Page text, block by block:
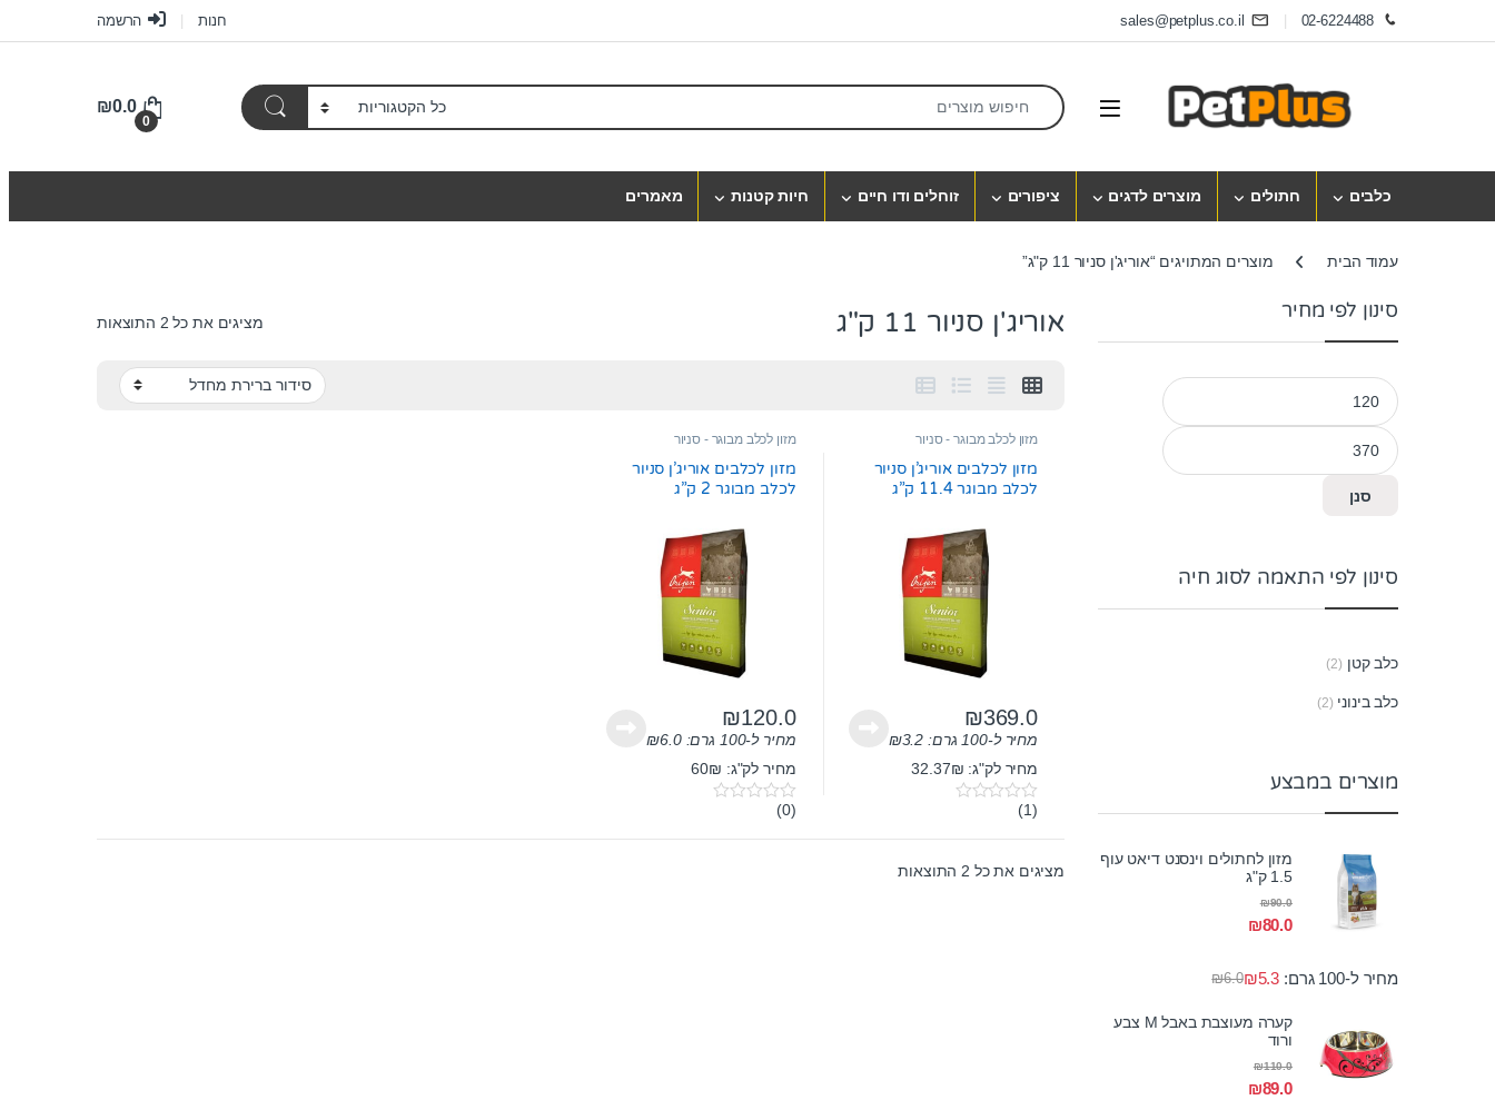
Skip to navigation
02-6224488
sales@petplus.co.il חנות הרשמה
Open
Search for:
0
₪0.0
כלבים חתולים מוצרים לדגים ציפורים זוחלים ודו חיים חיות קטנות מאמרים
עמוד הבית מוצרים המתויגים “אוריג'ן סניור 11 ק"ג”
אוריג'ן סניור 11 ק"ג מציגים את כל ⁦2⁩ התוצאות
מזון לכלב מבוגר - סניור
מזון לכלבים אוריג’ן סניור
לכלב מבוגר 11.4 ק”ג
₪369.0
מחיר ל-100 גרם: ₪3.2
מחיר לק"ג: 32.37₪
0
u
o
(1)
מזון לכלב מבוגר - סניור
מזון לכלבים אוריג’ן סניור
לכלב מבוגר 2 ק”ג
₪120.0
מחיר ל-100 גרם: ₪6.0
מחיר לק"ג: 60₪
0
u
(0)
מציגים את כל ⁦2⁩ התוצאות
סינון לפי מחיר
מחיר מינימלי
מחיר מקסימלי
סנן
סינון לפי התאמה לסוג חיה
כלב קטן (2)
כלב בינוני (2)
מוצרים במבצע
מזון לחתולים וינסנט דיאט עוף
1.5 ק"ג
₪80.0
₪90.0
מחיר ל-100 גרם: ₪6.0₪5.3
קערה מעוצבת באבל M צבע
ורוד
₪89.0
₪110.0